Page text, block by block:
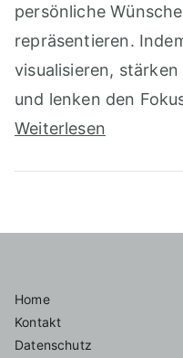
persönliche
repräsentieren.
visualisieren,
und lenken den
Weiterlesen
Home
Kontakt
Datenschutz